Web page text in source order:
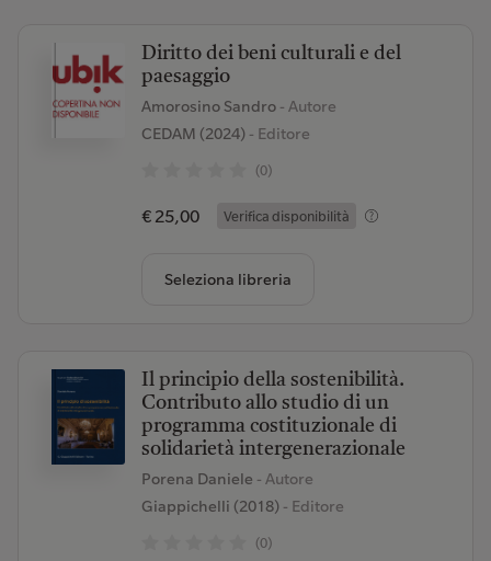
Diritto dei beni culturali e del
paesaggio
Amorosino Sandro - Autore
CEDAM (2024)- Editore
(0)
€ 25,00 Verifica disponibilità
Seleziona libreria
Il principio della sostenibilità.
Contributo allo studio di un
programma costituzionale di
solidarietà intergenerazionale
Porena Daniele - Autore
Giappichelli (2018)- Editore
(0)